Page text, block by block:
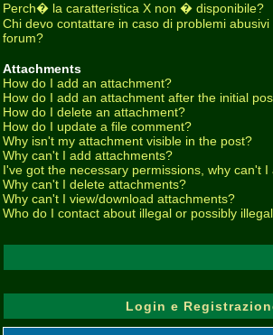
Perch� la caratteristica X non � disponibile?
Chi devo contattare in caso di problemi
forum?
Attachments
How do I add an attachment?
How do I add an attachment after the initial
How do I delete an attachment?
How do I update a file comment?
Why isn't my attachment visible in the post?
Why can't I add attachments?
I've got the necessary permissions, why can't
Why can't I delete attachments?
Why can't I view/download attachments?
Who do I contact about illegal or possibly
Login e